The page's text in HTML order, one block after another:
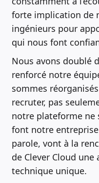
forte implication de
ingénieurs pour
qui nous font
Nous avons doublé
renforcé notre
sommes
recruter, pas
notre plateforme ne
font notre
parole, vont à la
de Clever Cloud
technique unique.